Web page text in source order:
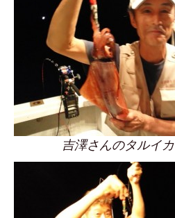
吉澤さんのタルイカ